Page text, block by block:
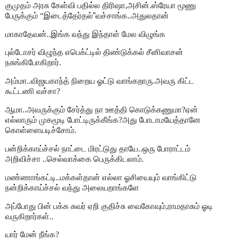
குமுதம் அரசு கேள்வி பதில்ல திரிஷா,அசின்.ஸ்ரேயா மூணு
பேருக்கும் “இடைத்தேர்தல்”வச்சாங்க..அதுலதான்
மாகாதேவன்..இங்க வந்து இந்தாள் மேல விழுங்க
புல்டோசர் விழுந்த எபெக்ட்டில் திண்டுக்கல் சீனிவாசன்
நசுங்கிபோகிறார்.
அம்மா..விஜயகாந்த் நிறைய ஓட்டு வாங்கறாரு.அவரு கிட்ட
கூட்டணி வச்சா?
ஆமா..அவருக்கும் சேர்த்து நா ஊத்தி கொடுக்கணுமா?ஏன்
எல்லாரும் முகமூடி போட்டிருக்கீங்க?அது போடாமயேத்தானே
கொள்ளையடிச்சோம்.
பன்றிக்காய்ச்சல் நாட்டை மிரட்டுது தாயே..ஒரு போராட்டம்
அறிவிச்சா ..செல்வாக்கை பெருக்கிடலாம்.
மண்ணாங்கட்டி..மக்கள்தான் எல்லா ஓசியையும் வாங்கிட்டு
நன்றிக்காய்ச்சல் வந்து அலையறாங்களே
அப்போது பின் பக்க சுவர் ஏறி குதிச்சு வைகோவும்,ராமதாசும் ஓடி
வருகிறார்கள்..
யார் மேன் நீங்க?